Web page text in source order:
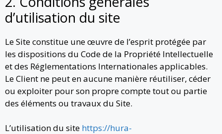
d’utilisation du site
Le Site constitue une œuvre de l’esprit protégée par
les dispositions du Code de la Propriété Intellectuelle
et des Réglementations Internationales applicables.
Le Client ne peut en aucune manière réutiliser, céder
ou exploiter pour son propre compte tout ou partie
des éléments ou travaux du Site.
L’utilisation du site https://hura-